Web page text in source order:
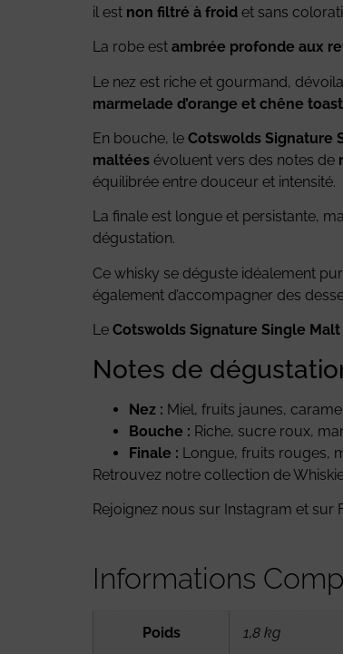
il est non filtré à froid et sans
La robe est ambrée profonde aux
Le nez est riche et gourmand,
marmelade d’orange et chêne
En bouche, le Cotswolds Signature
maltées évoluent vers des notes de
équilibrée entre douceur et intensité.
La finale est longue et persistante,
dégustation.
Ce whisky se déguste idéalement
également d’accompagner des
Le Cotswolds Signature Single Malt
Notes de
Nez : Miel, fruits jaunes,
Bouche : Riche, sucre roux,
Finale : Longue, fruits rouges,
Retrouvez notre collection de
Rejoignez nous sur Instagram et sur
Informations
Poids 1,8 kg